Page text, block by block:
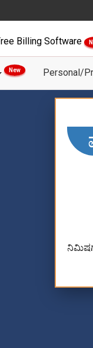
Billing Software
New Personal/